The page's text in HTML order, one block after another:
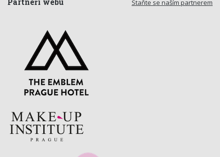
Staňte se naším partnerem
Partneři webu